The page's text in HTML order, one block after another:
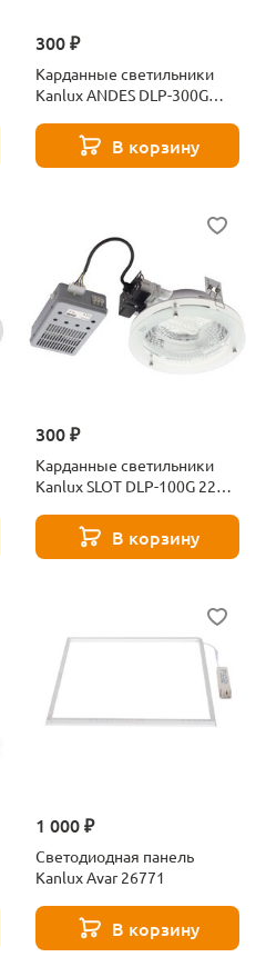
300 ₽
Карданные светильники
Kanlux ANDES DLP-300G
В корзину
300 ₽
Карданные светильники
Kanlux SLOT DLP-100G 226-
В корзину
1 000 ₽
Светодиодная панель
Kanlux Avar 26771
В корзину